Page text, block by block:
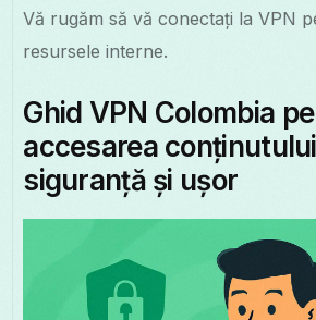
Română
Vă rugăm să vă conectați la VPN
resursele interne.
Ghid VPN Colombia
accesarea
siguranță și ușor